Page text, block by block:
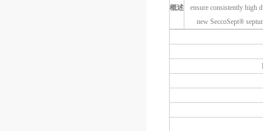
概述
ensure consistently high
new SeccoSept®